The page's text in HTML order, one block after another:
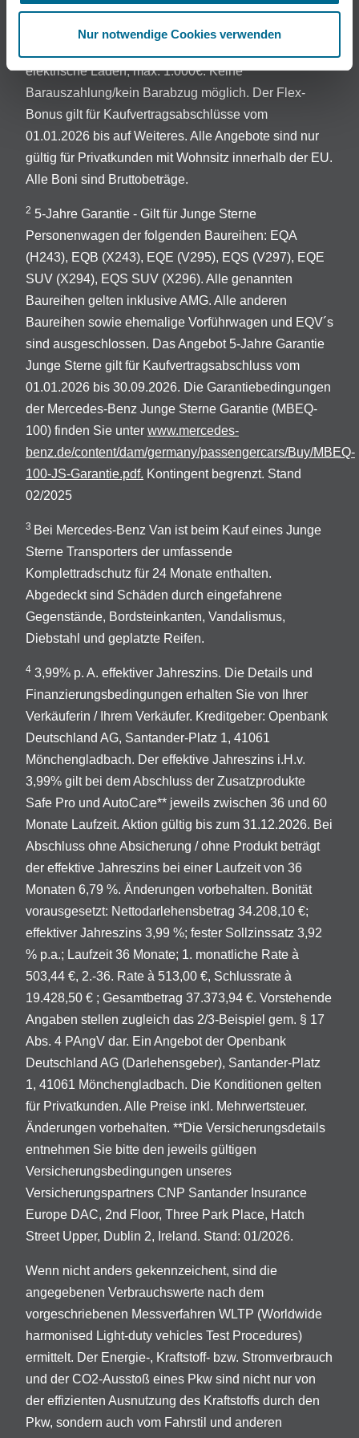
Nur notwendige Cookies verwenden
einen Finanzierungs- oder Leasingvertrag über die
Mercedes-Benz Mobility AG bzw. Mercedes-Benz
elektrische Laden; max. 1.000€. Keine
Barauszahlung/kein Barabzug möglich. Der Flex-
Bonus gilt für Kaufvertragsabschlüsse vom
01.01.2026 bis auf Weiteres. Alle Angebote sind nur
gültig für Privatkunden mit Wohnsitz innerhalb der EU.
Alle Boni sind Bruttobeträge.
2 5-Jahre Garantie - Gilt für Junge Sterne
Personenwagen der folgenden Baureihen: EQA
(H243), EQB (X243), EQE (V295), EQS (V297), EQE
SUV (X294), EQS SUV (X296). Alle genannten
Baureihen gelten inklusive AMG. Alle anderen
Baureihen sowie ehemalige Vorführwagen und EQV´s
sind ausgeschlossen. Das Angebot 5-Jahre Garantie
Junge Sterne gilt für Kaufvertragsabschluss vom
01.01.2026 bis 30.09.2026. Die Garantiebedingungen
der Mercedes-Benz Junge Sterne Garantie (MBEQ-
100) finden Sie unter www.mercedes-
benz.de/content/dam/germany/passengercars/Buy/MBEQ-
100-JS-Garantie.pdf. Kontingent begrenzt. Stand
02/2025
3 Bei Mercedes-Benz Van ist beim Kauf eines Junge
Sterne Transporters der umfassende
Komplettradschutz für 24 Monate enthalten.
Abgedeckt sind Schäden durch eingefahrene
Gegenstände, Bordsteinkanten, Vandalismus,
Diebstahl und geplatzte Reifen.
4 3,99% p. A. effektiver Jahreszins. Die Details und
Finanzierungsbedingungen erhalten Sie von Ihrer
Verkäuferin / Ihrem Verkäufer. Kreditgeber: Openbank
Deutschland AG, Santander-Platz 1, 41061
Mönchengladbach. Der effektive Jahreszins i.H.v.
3,99% gilt bei dem Abschluss der Zusatzprodukte
Safe Pro und AutoCare** jeweils zwischen 36 und 60
Monate Laufzeit. Aktion gültig bis zum 31.12.2026. Bei
Abschluss ohne Absicherung / ohne Produkt beträgt
der effektive Jahreszins bei einer Laufzeit von 36
Monaten 6,79 %. Änderungen vorbehalten. Bonität
vorausgesetzt: Nettodarlehensbetrag 34.208,10 €;
effektiver Jahreszins 3,99 %; fester Sollzinssatz 3,92
% p.a.; Laufzeit 36 Monate; 1. monatliche Rate à
503,44 €, 2.-36. Rate à 513,00 €, Schlussrate à
19.428,50 € ; Gesamtbetrag 37.373,94 €. Vorstehende
Angaben stellen zugleich das 2/3-Beispiel gem. § 17
Abs. 4 PAngV dar. Ein Angebot der Openbank
Deutschland AG (Darlehensgeber), Santander-Platz
1, 41061 Mönchengladbach. Die Konditionen gelten
für Privatkunden. Alle Preise inkl. Mehrwertsteuer.
Änderungen vorbehalten. **Die Versicherungsdetails
entnehmen Sie bitte den jeweils gültigen
Versicherungsbedingungen unseres
Versicherungspartners CNP Santander Insurance
Europe DAC, 2nd Floor, Three Park Place, Hatch
Street Upper, Dublin 2, Ireland. Stand: 01/2026.
Wenn nicht anders gekennzeichent, sind die
angegebenen Verbrauchswerte nach dem
vorgeschriebenen Messverfahren WLTP (Worldwide
harmonised Light-duty vehicles Test Procedures)
ermittelt. Der Energie-, Kraftstoff- bzw. Stromverbrauch
und der CO2-Ausstoß eines Pkw sind nicht nur von
der effizienten Ausnutzung des Kraftstoffs durch den
Pkw, sondern auch vom Fahrstil und anderen